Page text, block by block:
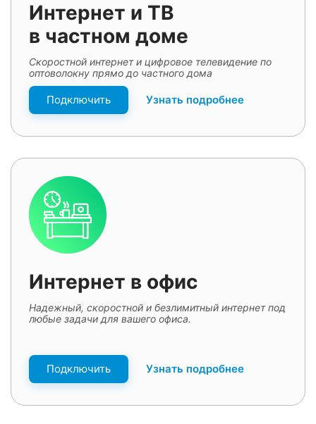
Интернет и ТВ
в частном доме
Скоростной интернет и цифровое телевидение по
оптоволокну прямо до частного дома
Подключить Узнать подробнее
Интернет в офис
Надежный, скоростной и безлимитный интернет под
любые задачи для вашего офиса.
Подключить Узнать подробнее